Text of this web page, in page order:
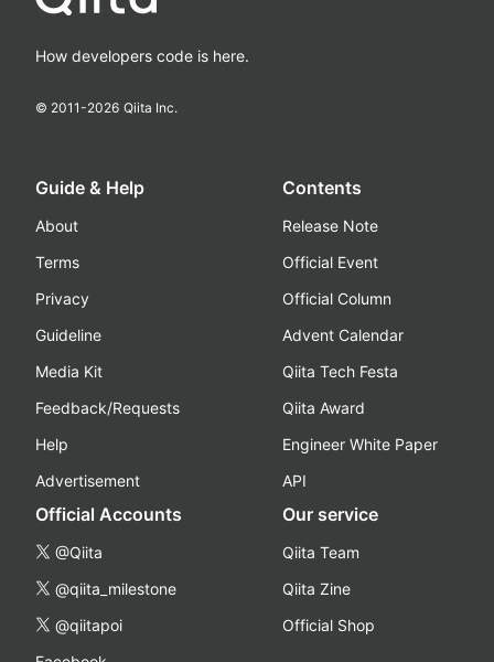
How developers code is here.
© 2011-2026 Qiita Inc.
Guide & Help
About
Terms
Privacy
Guideline
Media Kit
Feedback/Requests
Help
Advertisement
Contents
Release Note
Official Event
Official Column
Advent Calendar
Qiita Tech Festa
Qiita Award
Engineer White Paper
API
Official Accounts
@Qiita
@qiita_milestone
@qiitapoi
Our service
Qiita Team
Qiita Zine
Official Shop